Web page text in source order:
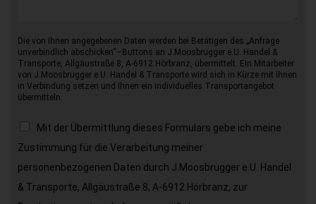
Die von Ihnen angegebenen Daten werden bei Betätigen des „Anfrage
unverbindlich abschicken“–Buttons an J.Moosbrugger e.U. Handel &
Transporte, Allgäustraße 8, A-6912 Hörbranz, übermittelt. Ein Mitarbeiter
von J.Moosbrugger e.U. Handel & Transporte wird sich in Kürze mit Ihnen
in Verbindung setzen und Ihnen ein individuelles Transportangebot
übermitteln.
Mit der Übermittlung dieses Formulars gebe ich meine
Zustimmung für die Verarbeitung meiner
personenbezogenen Daten durch J.Moosbrugger e.U. Handel
& Transporte, Allgäustraße 8, A-6912 Hörbranz, zur